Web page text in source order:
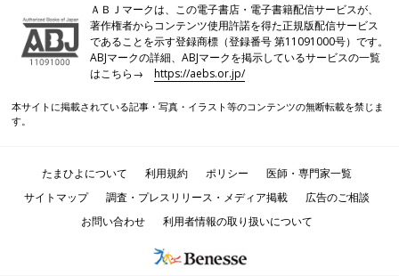
ＡＢＪマークは、この電子書店・電子書籍配信サービスが、
著作権者からコンテンツ使用許諾を得た正規版配信サービス
であることを示す登録商標（登録番号 第11091000号）です。
ABJマークの詳細、ABJマークを掲示しているサービスの一覧
はこちら→https://aebs.or.jp/
本サイトに掲載されている記事・写真・イラスト等のコンテンツの無断転載を禁じま
す。
たまひよについて 利用規約 ポリシー
医師・専門家一覧
サイトマップ
調査・プレスリリース・メディア掲載
広告のご相談
お問い合わせ
利用者情報の取り扱いについて